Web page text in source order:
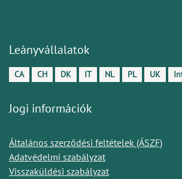
Leányvállalatok
CA CH DK IT NL PL UK
Jogi információk
Általános szerződési feltételek (ÁSZF)
Adatvédelmi szabályzat
Visszaküldési szabályzat